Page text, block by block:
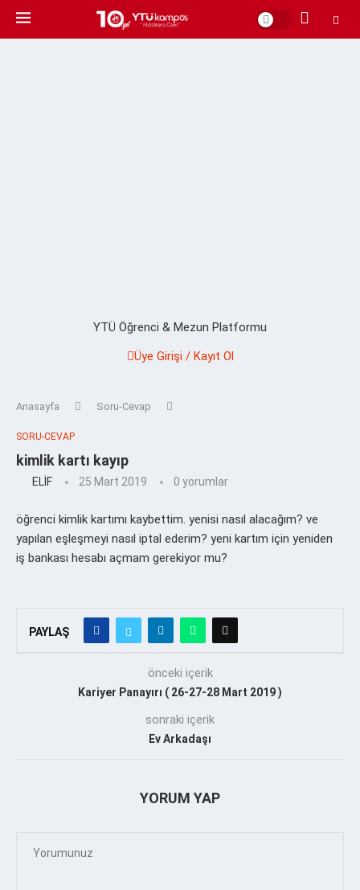
YTÜ Öğrenci & Mezun Platformu
Üye Girişi / Kayıt Ol
Anasayfa Soru-Cevap
SORU-CEVAP
kimlik kartı kayıp
ELİF 25 Mart 2019 0 yorumlar
öğrenci kimlik kartımı kaybettim. yenisi nasıl alacağım? ve
yapılan eşleşmeyi nasıl iptal ederim? yeni kartım için yeniden
iş bankası hesabı açmam gerekiyor mu?
PAYLAŞ
önceki içerik
Kariyer Panayırı ( 26-27-28 Mart 2019 )
sonraki içerik
Ev Arkadaşı
YORUM YAP